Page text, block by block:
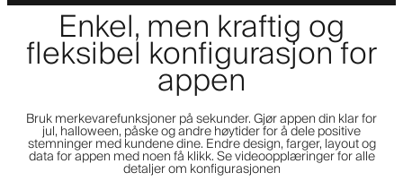
Enkel, men kraftig og
fleksibel konfigurasjon for
appen
Bruk merkevarefunksjoner på sekunder. Gjør appen din klar for
jul, halloween, påske og andre høytider for å dele positive
stemninger med kundene dine. Endre design, farger, layout og
data for appen med noen få klikk. Se videoopplæringer for alle
detaljer om konfigurasjonen